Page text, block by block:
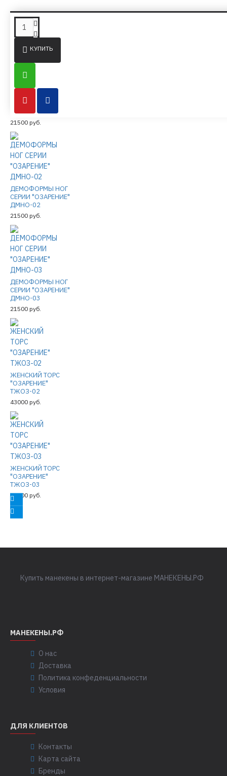
КУПИТЬ
ПОХОЖИЕ ТОВАРЫ ИЗ ТОЙЖЕ КАТЕГОРИИ
ДЕМОФОРМЫ НОГ
СЕРИИ "ОЗАРЕНИЕ"
ДМНО-01
21500 руб.
ДЕМОФОРМЫ НОГ
СЕРИИ "ОЗАРЕНИЕ"
ДМНО-02
21500 руб.
ДЕМОФОРМЫ НОГ
СЕРИИ "ОЗАРЕНИЕ"
ДМНО-03
21500 руб.
ЖЕНСКИЙ ТОРС
"ОЗАРЕНИЕ"
ТЖОЗ-02
43000 руб.
ЖЕНСКИЙ ТОРС
"ОЗАРЕНИЕ"
ТЖОЗ-03
23700 руб.
Купить манекены в интернет-магазине МАНЕКЕНЫ.РФ
МАНЕКЕНЫ.РФ
О нас
Доставка
Политика конфеденциальности
Условия
ДЛЯ КЛИЕНТОВ
Контакты
Карта сайта
Бренды